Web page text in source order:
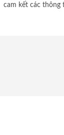
cam kết các thông